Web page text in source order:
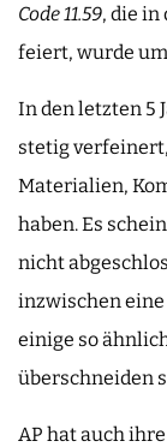
Code 11.59, die in
feiert, wurde
In den letzten 5
stetig
Materialien,
haben. Es
nicht
inzwischen
einige so
überschneiden
AP hat auch